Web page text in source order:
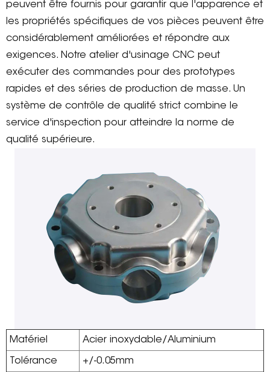
peuvent être fournis pour garantir que l'apparence et
les propriétés spécifiques de vos pièces peuvent être
considérablement améliorées et répondre aux
exigences. Notre atelier d'usinage CNC peut
exécuter des commandes pour des prototypes
rapides et des séries de production de masse. Un
système de contrôle de qualité strict combine le
service d'inspection pour atteindre la norme de
qualité supérieure.
Matériel Acier inoxydable/Aluminium
Tolérance +/-0.05mm